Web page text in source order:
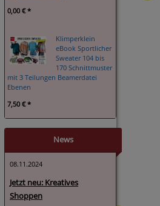
0,00 € *
Klimperklein
eBook Sportlicher
Sweater 104 bis
170 Schnittmuster
mit 3 Teilungen Beamerdatei
Ebenen
7,50 € *
News
08.11.2024
Jetzt neu: Kreatives
Shoppen